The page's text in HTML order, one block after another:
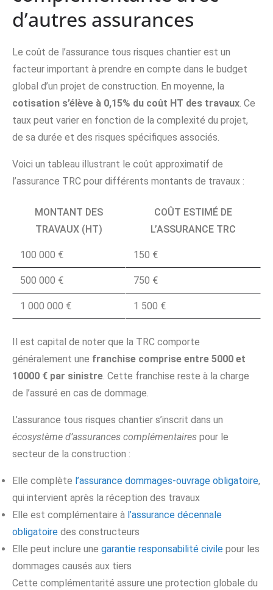
d’autres assurances
Le coût de l’assurance tous risques chantier est un
facteur important à prendre en compte dans le budget
global d’un projet de construction. En moyenne, la
cotisation s’élève à 0,15% du coût HT des travaux. Ce
taux peut varier en fonction de la complexité du projet,
de sa durée et des risques spécifiques associés.
Voici un tableau illustrant le coût approximatif de
l’assurance TRC pour différents montants de travaux :
MONTANT DES
TRAVAUX (HT)
COÛT ESTIMÉ DE
L’ASSURANCE TRC
100 000 € 150 €
500 000 € 750 €
1 000 000 € 1 500 €
Il est capital de noter que la TRC comporte
généralement une franchise comprise entre 5000 et
10000 € par sinistre. Cette franchise reste à la charge
de l’assuré en cas de dommage.
L’assurance tous risques chantier s’inscrit dans un
écosystème d’assurances complémentaires pour le
secteur de la construction :
Elle complète l’assurance dommages-ouvrage obligatoire,
qui intervient après la réception des travaux
Elle est complémentaire à l’assurance décennale
obligatoire des constructeurs
Elle peut inclure une garantie responsabilité civile pour les
dommages causés aux tiers
Cette complémentarité assure une protection globale du